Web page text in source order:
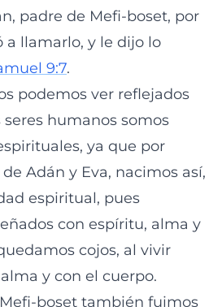
padre de Mefi-boset, por
a llamarlo, y le dijo lo
9:7.
podemos ver reflejados
seres humanos somos
ya que por
Adán y Eva, nacimos así,
espiritual, pues
con espíritu, alma y
cojos, al vivir
y con el cuerpo.
boset también fuimos